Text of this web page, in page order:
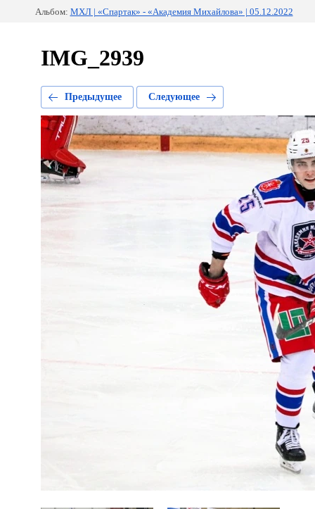
Альбом: МХЛ | «Спартак» - «Академия Михайлова» | 05.12.2022
IMG_2939
Предыдущее Следующее